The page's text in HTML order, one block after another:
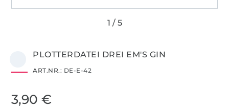
PLOTTERDATEI DREI EM'S GIN
ART.NR.: DE-E-42
3,90 €